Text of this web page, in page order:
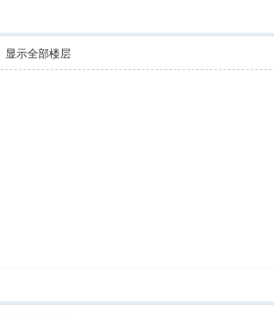
显示全部楼层